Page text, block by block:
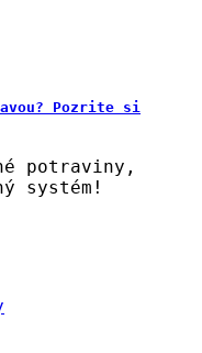
Pozrite si
potraviny,
systém!